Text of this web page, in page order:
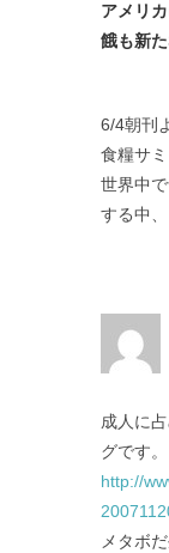
アメリ
餓も新
※
6/4朝刊
食糧サ
世界中
する中
成人に
グです。
http://
メタボ